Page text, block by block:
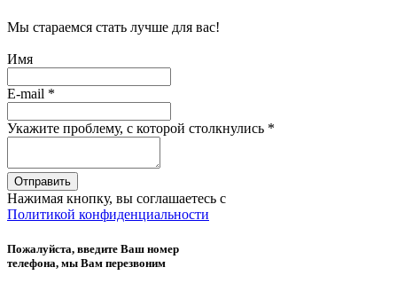
Мы стараемся стать лучше для вас!
Имя
E-mail *
Укажите проблему, с которой столкнулись *
Отправить
Нажимая кнопку, вы соглашаетесь с
Политикой конфиденциальности
Пожалуйста, введите Ваш номер
телефона, мы Вам перезвоним